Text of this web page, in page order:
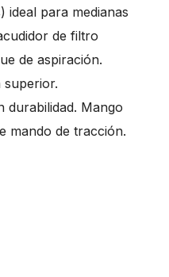
para medianas
de filtro
de aspiración.
superior.
durabilidad. Mango
mando de tracción.